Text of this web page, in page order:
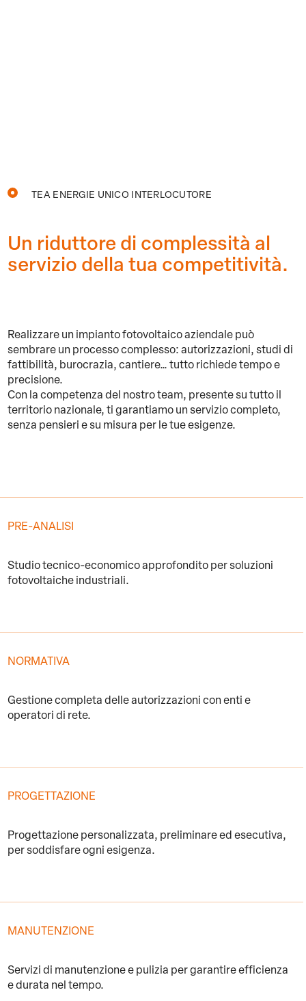
TEA ENERGIE UNICO INTERLOCUTORE
Un riduttore di complessità al
servizio della tua competitività.
Realizzare un impianto fotovoltaico aziendale può
sembrare un processo complesso: autorizzazioni, studi di
fattibilità, burocrazia, cantiere… tutto richiede tempo e
precisione.
Con la competenza del nostro team, presente su tutto il
territorio nazionale, ti garantiamo un servizio completo,
senza pensieri e su misura per le tue esigenze.
PRE-ANALISI
Studio tecnico-economico approfondito per soluzioni
fotovoltaiche industriali.
NORMATIVA
Gestione completa delle autorizzazioni con enti e
operatori di rete.
PROGETTAZIONE
Progettazione personalizzata, preliminare ed esecutiva,
per soddisfare ogni esigenza.
MANUTENZIONE
Servizi di manutenzione e pulizia per garantire efficienza
e durata nel tempo.